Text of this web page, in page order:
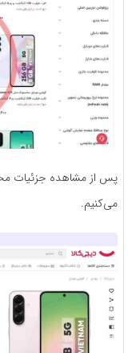
پس از مشاهده جزئیات
می‌کنیم.